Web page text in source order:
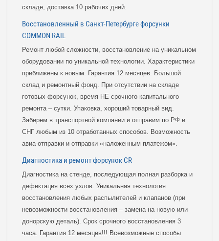
складе, доставка 10 рабочих дней.
Восстановленный в Санкт-Петербурге форсунки
COMMON RAIL
Ремонт любой сложности, восстановление на уникальном
оборудовании по уникальной технологии. Характеристики
приближены к новым. Гарантия 12 месяцев. Большой
склад и ремонтный фонд. При отсутствии на складе
готовых форсунок, время НЕ срочного капитального
ремонта – сутки. Упаковка, хороший товарный вид.
Заберем в транспортной компании и отправим по РФ и
СНГ любым из 10 отработанных способов. Возможность
авиа-отправки и отправки «наложенным платежом».
Диагностика и ремонт форсунок CR
Диагностика на стенде, последующая полная разборка и
дефектация всех узлов. Уникальная технология
восстановления любых распылителей и клапанов (при
невозможности восстановления – замена на новую или
донорскую деталь). Срок срочного восстановления 3
часа. Гарантия 12 месяцев!!! Всевозможные способы